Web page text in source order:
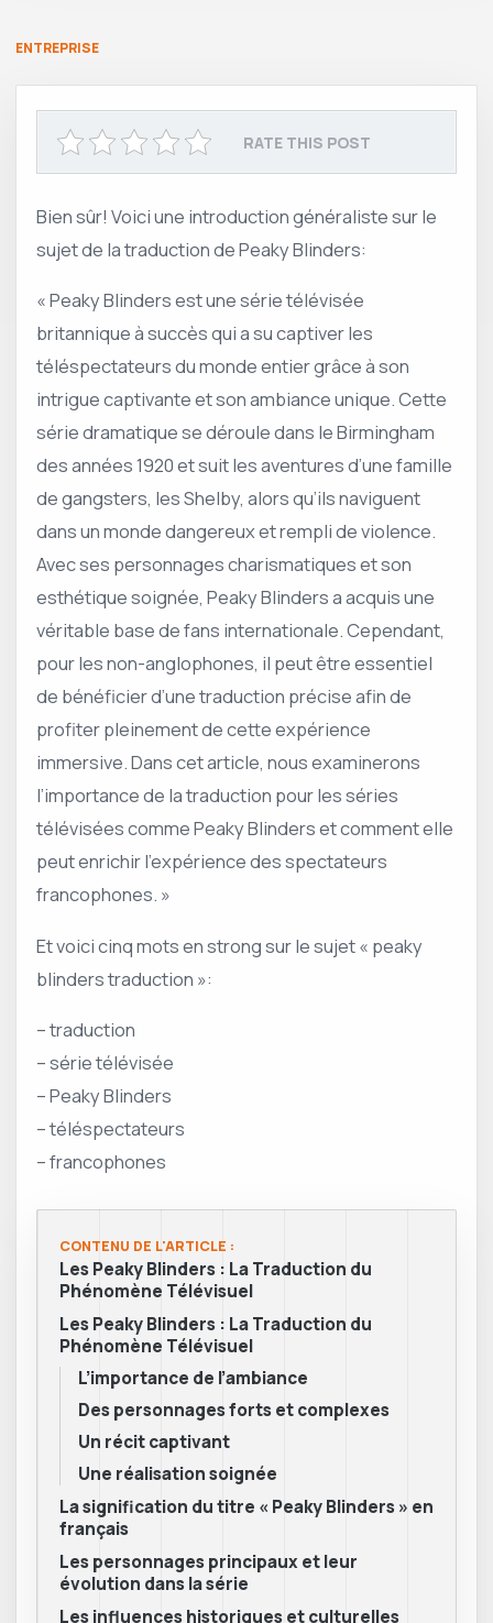
ENTREPRISE
RATE THIS POST
Bien sûr! Voici une introduction généraliste sur le
sujet de la traduction de Peaky Blinders:
« Peaky Blinders est une série télévisée
britannique à succès qui a su captiver les
téléspectateurs du monde entier grâce à son
intrigue captivante et son ambiance unique. Cette
série dramatique se déroule dans le Birmingham
des années 1920 et suit les aventures d’une famille
de gangsters, les Shelby, alors qu’ils naviguent
dans un monde dangereux et rempli de violence.
Avec ses personnages charismatiques et son
esthétique soignée, Peaky Blinders a acquis une
véritable base de fans internationale. Cependant,
pour les non-anglophones, il peut être essentiel
de bénéficier d’une traduction précise afin de
profiter pleinement de cette expérience
immersive. Dans cet article, nous examinerons
l’importance de la traduction pour les séries
télévisées comme Peaky Blinders et comment elle
peut enrichir l’expérience des spectateurs
francophones. »
Et voici cinq mots en strong sur le sujet « peaky
blinders traduction »:
– traduction
– série télévisée
– Peaky Blinders
– téléspectateurs
– francophones
CONTENU DE L'ARTICLE :
Les Peaky Blinders : La Traduction du
Phénomène Télévisuel
Les Peaky Blinders : La Traduction du
Phénomène Télévisuel
L’importance de l’ambiance
Des personnages forts et complexes
Un récit captivant
Une réalisation soignée
La signification du titre « Peaky Blinders » en
français
Les personnages principaux et leur
évolution dans la série
Les influences historiques et culturelles